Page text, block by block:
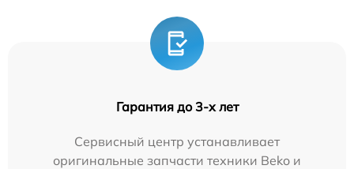
Гарантия до 3-х лет
Сервисный центр устанавливает
оригинальные запчасти техники Beko и